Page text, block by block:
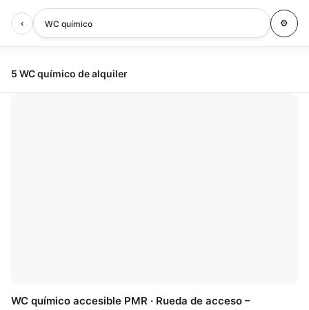
‹ WC químico ⚙
5 WC químico de alquiler
WC químico accesible PMR · Rueda de acceso –